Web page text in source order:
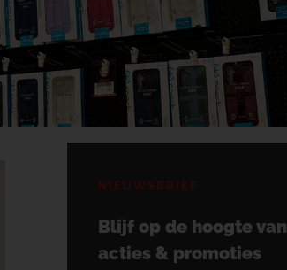
NIEUWSBRIEF
Blijf op de hoogte van
acties & promoties